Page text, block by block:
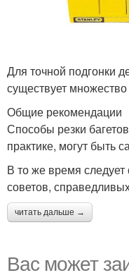
Для точной подгонки
существует
Общие рекомендации
Способы резки
практике, могут быть
В то же время
советов,
читать дальше →
Вас может